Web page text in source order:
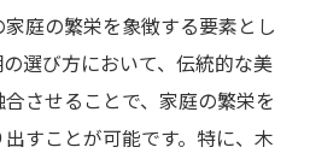
庭の繁栄を象徴する要素とし
選び方において、伝統的な美
させることで、家庭の繁栄を
すことが可能です。特に、木